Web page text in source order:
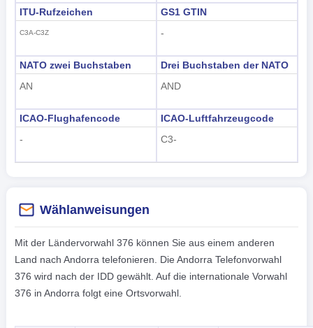
ITU-Rufzeichen
C3A-C3Z
GS1 GTIN
-
NATO zwei Buchstaben
AN
Drei Buchstaben der NATO
AND
ICAO-Flughafencode
-
ICAO-Luftfahrzeugcode
C3-
Wählanweisungen
Mit der Ländervorwahl 376 können Sie aus einem anderen
Land nach Andorra telefonieren. Die Andorra Telefonvorwahl
376 wird nach der IDD gewählt. Auf die internationale Vorwahl
376 in Andorra folgt eine Ortsvorwahl.